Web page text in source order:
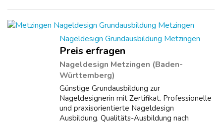
Qualitäts-A...
Nageldesign Grundausbildung Metzingen
Preis erfragen
Nageldesign Metzingen (Baden-
Württemberg)
Günstige Grundausbildung zur
Nageldesignerin mit Zertifikat. Professionelle
und praxisorientierte Nageldesign
Ausbildung. Qualitäts-Ausbildung nach